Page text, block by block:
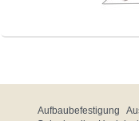
Aufbaubefestigung